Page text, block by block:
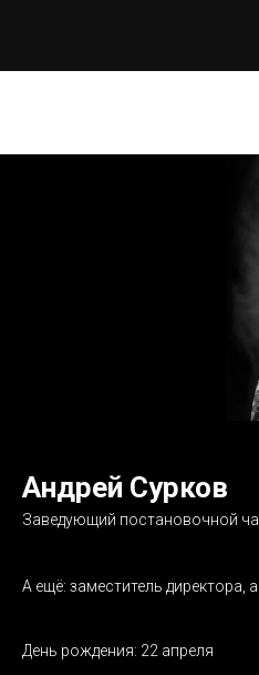
Андрей Сурков
Заведующий постановочной
А ещё: заместитель директора,
День рождения: 22 апреля